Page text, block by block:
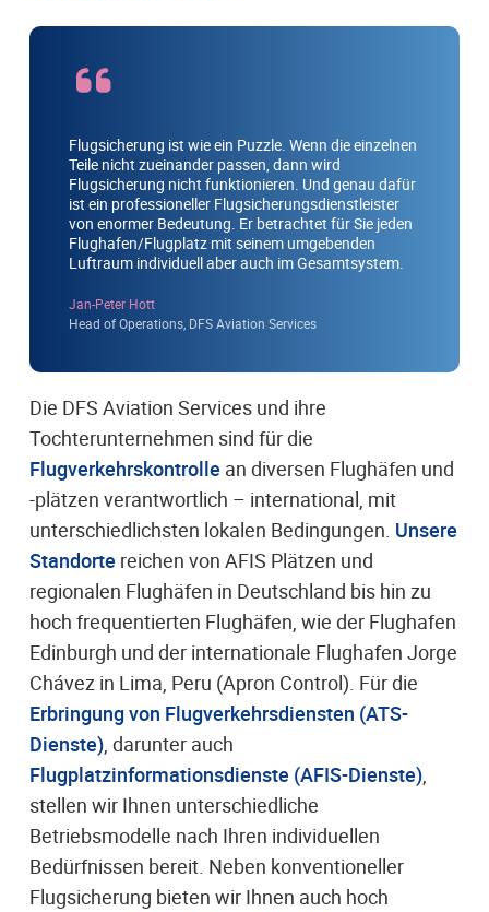
Flugsicherung ist wie ein Puzzle. Wenn die einzelnen
Teile nicht zueinander passen, dann wird
Flugsicherung nicht funktionieren. Und genau dafür
ist ein professioneller Flugsicherungsdienstleister
von enormer Bedeutung. Er betrachtet für Sie jeden
Flughafen/Flugplatz mit seinem umgebenden
Luftraum individuell aber auch im Gesamtsystem.
Jan-Peter Hott
Head of Operations, DFS Aviation Services
Die DFS Aviation Services und ihre
Tochterunternehmen sind für die
Flugverkehrskontrolle an diversen Flughäfen und
-plätzen verantwortlich – international, mit
unterschiedlichsten lokalen Bedingungen. Unsere
Standorte reichen von AFIS Plätzen und
regionalen Flughäfen in Deutschland bis hin zu
hoch frequentierten Flughäfen, wie der Flughafen
Edinburgh und der internationale Flughafen Jorge
Chávez in Lima, Peru (Apron Control). Für die
Erbringung von Flugverkehrsdiensten (ATS-
Dienste), darunter auch
Flugplatzinformationsdienste (AFIS-Dienste),
stellen wir Ihnen unterschiedliche
Betriebsmodelle nach Ihren individuellen
Bedürfnissen bereit. Neben konventioneller
Flugsicherung bieten wir Ihnen auch hoch